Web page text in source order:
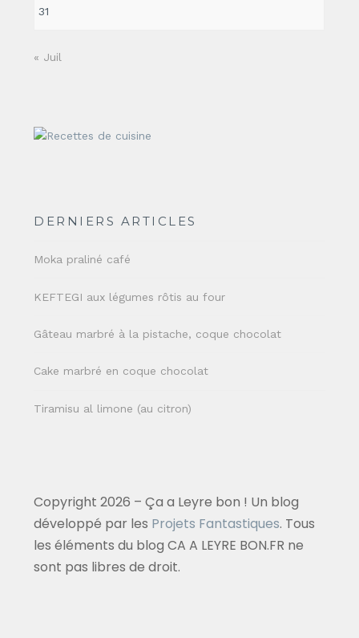
31
« Juil
DERNIERS ARTICLES
Moka praliné café
KEFTEGI aux légumes rôtis au four
Gâteau marbré à la pistache, coque chocolat
Cake marbré en coque chocolat
Tiramisu al limone (au citron)
Copyright 2026 – Ça a Leyre bon ! Un blog
développé par les Projets Fantastiques. Tous
les éléments du blog CA A LEYRE BON.FR ne
sont pas libres de droit.